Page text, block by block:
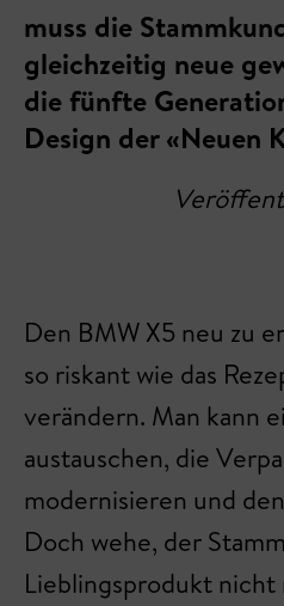
muss die
gleichzeitig neue
die fünfte
Design der «Neuen
Den BMW X5 neu zu
so riskant wie das
verändern. Man kann
austauschen, die
modernisieren und
Doch wehe, der
Lieblingsprodukt nicht